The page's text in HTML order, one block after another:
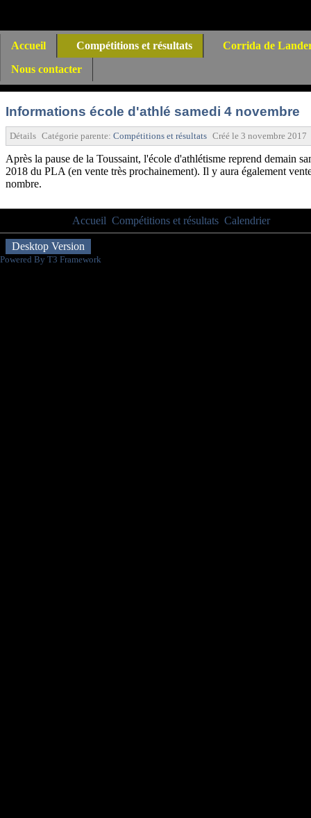
Accueil Compétitions et résultats
Corrida de
Nous contacter
Informations école d'athlé samedi 4 novembre
Détails Catégorie parente: Compétitions et résultats Créé le 3 novembre 2017
Après la pause de la Toussaint, l'école d'athlétisme reprend demain
2018 du PLA (en vente très prochainement). Il y aura également
nombre.
Accueil Compétitions et résultats Calendrier
Desktop Version
Powered By T3 Framework